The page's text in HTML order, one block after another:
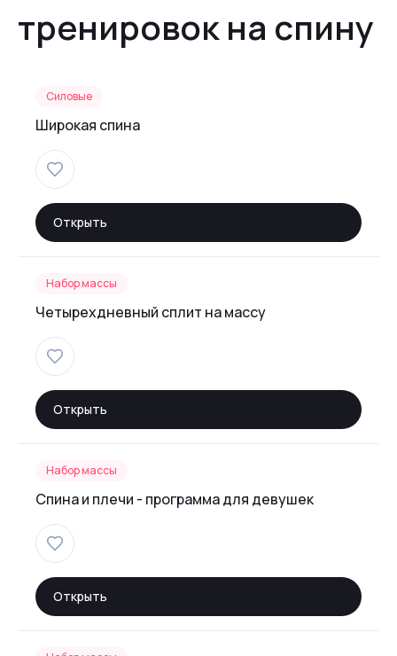
тренировок на спину
Силовые
Широкая спина
Открыть
Набор массы
Четырехдневный сплит на массу
Открыть
Набор массы
Спина и плечи - программа для девушек
Открыть